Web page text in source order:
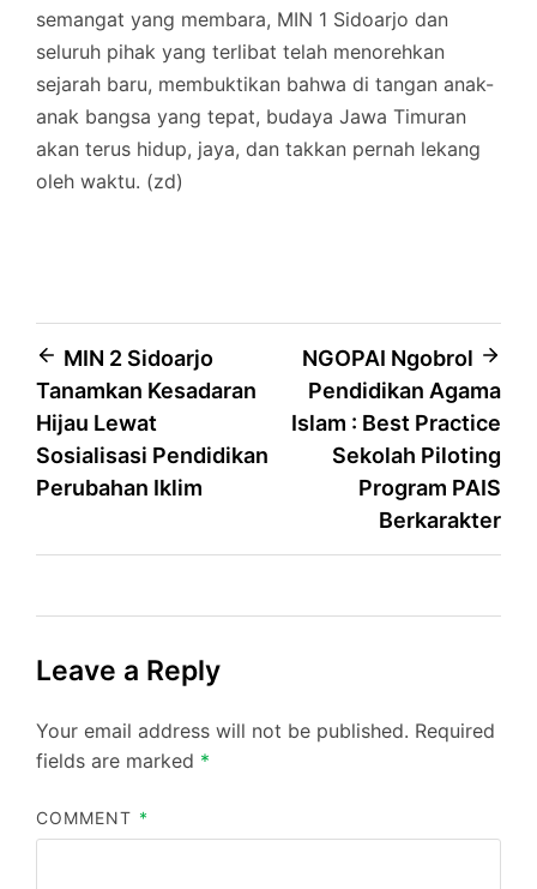
semangat yang membara, MIN 1 Sidoarjo dan
seluruh pihak yang terlibat telah menorehkan
sejarah baru, membuktikan bahwa di tangan anak-
anak bangsa yang tepat, budaya Jawa Timuran
akan terus hidup, jaya, dan takkan pernah lekang
oleh waktu. (zd)
Post
navigation
MIN 2 Sidoarjo
Tanamkan Kesadaran
Hijau Lewat
Sosialisasi Pendidikan
Perubahan Iklim
NGOPAI Ngobrol
Pendidikan Agama
Islam : Best Practice
Sekolah Piloting
Program PAIS
Berkarakter
Leave a Reply
Your email address will not be published. Required
fields are marked *
COMMENT *